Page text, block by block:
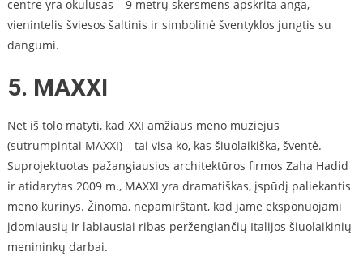
centre yra okulusas – 9 metrų skersmens apskrita anga,
vienintelis šviesos šaltinis ir simbolinė šventyklos jungtis su
dangumi.
5. MAXXI
Net iš tolo matyti, kad XXI amžiaus meno muziejus
(sutrumpintai MAXXI) – tai visa ko, kas šiuolaikiška, šventė.
Suprojektuotas pažangiausios architektūros firmos Zaha Hadid
ir atidarytas 2009 m., MAXXI yra dramatiškas, įspūdį paliekantis
meno kūrinys. Žinoma, nepamirštant, kad jame eksponuojami
įdomiausių ir labiausiai ribas peržengiančių Italijos šiuolaikinių
menininkų darbai.